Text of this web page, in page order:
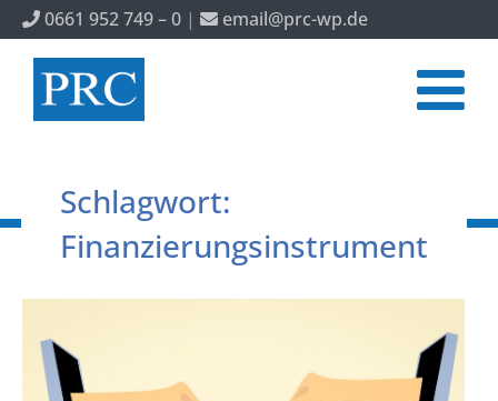
0661 952 749 – 0 | email@prc-wp.de
Schlagwort:
Finanzierungsinstrument